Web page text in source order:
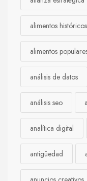
alimentos históricos
alimentos
análisis de datos
análisis seo
analítica digital
antigüedad